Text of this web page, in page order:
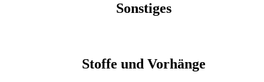
Sonstiges
Stoffe und Vorhänge